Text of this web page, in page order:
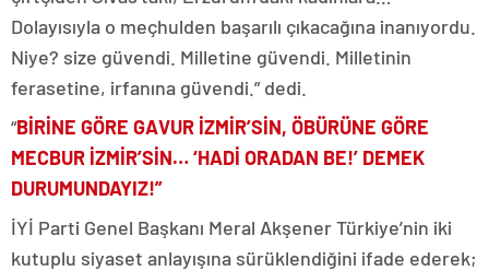
Dolayısıyla o meçhulden başarılı çıkacağına inanıyordu.
Niye? size güvendi. Milletine güvendi. Milletinin
ferasetine, irfanına güvendi.” dedi.
“BİRİNE GÖRE GAVUR İZMİR’SİN, ÖBÜRÜNE GÖRE
MECBUR İZMİR’SİN… ‘HADİ ORADAN BE!’ DEMEK
DURUMUNDAYIZ!”
İYİ Parti Genel Başkanı Meral Akşener Türkiye’nin iki
kutuplu siyaset anlayışına sürüklendiğini ifade ederek;